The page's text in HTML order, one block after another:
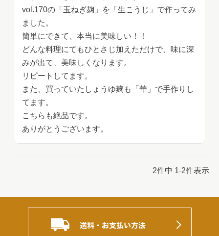
vol.170の「玉ねぎ麹」を「生こうじ」で作ってみ
ました。
簡単にできて、本当に美味しい！！
どんな料理にてもひとさじ加えただけで、味に深
みが出て、美味しくなります。
リピートしてます。
また、買っていたしょうゆ麹も「華」で手作りし
てます。
こちらも絶品です。
ありがとうございます。
2件中 1-2件表示